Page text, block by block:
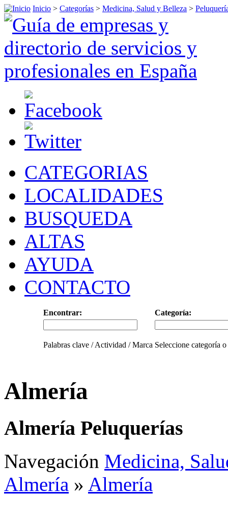
Inicio > Categorías > Medicina, Salud y Belleza >
CATEGORIAS
LOCALIDADES
BUSQUEDA
ALTAS
AYUDA
CONTACTO
Encontrar: Categoría:
Palabras clave / Actividad / Marca Seleccione categoría
Almería
Almería Peluquerías
Navegación Medicina,
Almería » Almería